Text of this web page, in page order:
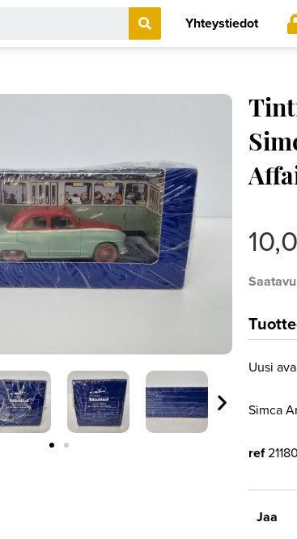
Search
Yhteystiedot
Seuraava
Uusi
Simca
ref
Jaa